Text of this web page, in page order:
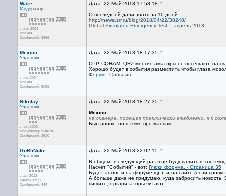
Ware
Модератор
с июн 2003
Москва
Сообщений: 9866
Дата: 22 Май 2018 17:58:18 #
О последней дали знать за 10 дней:
http://news.srr.ru/blog/2018/04/22/38248/
Global Simulated Emergency Test – апрель 2013
Mexico
Участник
с янв 2004
Москва
Сообщений: 5089
Дата: 22 Май 2018 18:17:35 #
СРР, CQHAM, QRZ многие аматоры не посещают, на
Хорошо будет в события разместить чтобы глаза
Форум - События
Nikolay
Участник
с ноя 2003
Московская область
Сообщений: 2610
Дата: 22 Май 2018 18:27:35 #
Mexico
на сканере, посещая практически ежедневно, я к
Был анонс, но в теме про манпак.
GoBliNuke
Участник
с авг 2012
RadioAlert.ru
Сообщений: 944
Дата: 22 Май 2018 22:02:15 #
В общем, в следующий раз я не буду валить в эту
Насчёт "Событий" - вот: Глюки форума. - Страница 35
Будет анонс и на форуме щрз, и на сайте (если
А больше даже не придумаю, куда забросить
пишите, организаторы читают.